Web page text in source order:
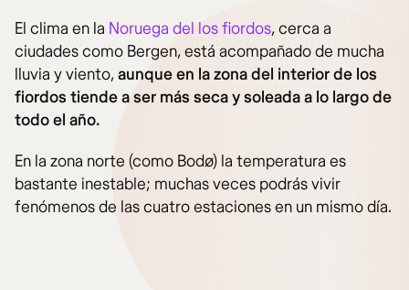
El clima en la Noruega del los fiordos, cerca a
ciudades como Bergen, está acompañado de mucha
lluvia y viento,aunque en la zona del interior de los
fiordos tiende a ser más seca y soleada a lo largo de
todo el año.
En la zona norte (como Bodø) la temperatura es
bastante inestable; muchas veces podrás vivir
fenómenos de las cuatro estaciones en un mismo día.